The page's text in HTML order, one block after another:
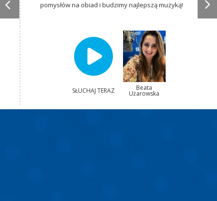
pomysłów na obiad i budzimy najlepszą muzyką!
SŁUCHAJ TERAZ Beata
Użarowska